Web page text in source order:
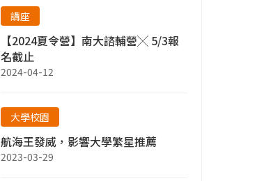
講座
【2024夏令營】南大諮輔營╳ 5/3報
名截止
2024-04-12
大學校園
航海王發威，影響大學繁星推薦
2023-03-29